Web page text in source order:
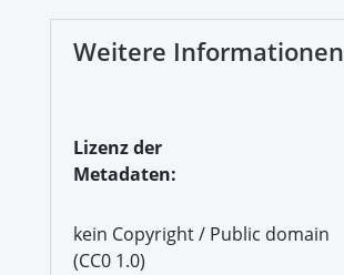
Weitere Informationen
Lizenz der
Metadaten:
kein Copyright / Public domain
(CC0 1.0)